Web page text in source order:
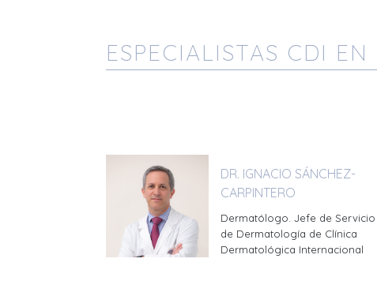
ESPECIALISTAS CDI EN
DR. IGNACIO SÁNCHEZ-
CARPINTERO
Dermatólogo. Jefe de Servicio
de Dermatología de Clínica
Dermatológica Internacional